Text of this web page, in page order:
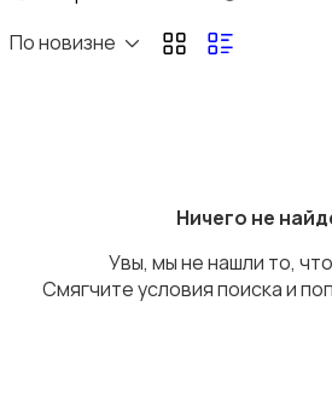
Головные уборы
По новизне
Ничего не
Увы, мы не нашли то,
Смягчите условия поиска и